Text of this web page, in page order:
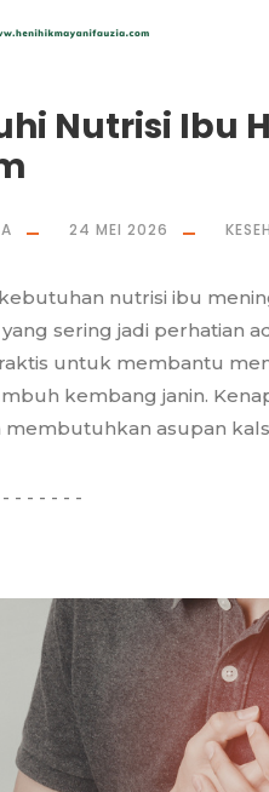
Nutrisi Ibu
24 MEI 2026
nutrisi ibu
sering jadi perhatian
untuk membantu
kembang janin.
asupan